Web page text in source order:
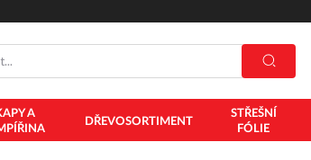
A
DŘEVOSORTIMENT
STŘEŠNÍ
FÓLIE